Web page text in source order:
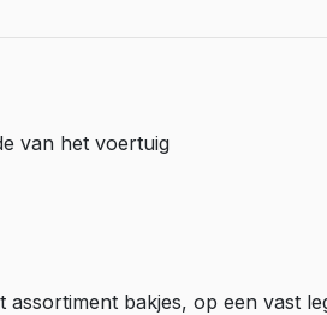
van het voertuig
bakjes, op een vast